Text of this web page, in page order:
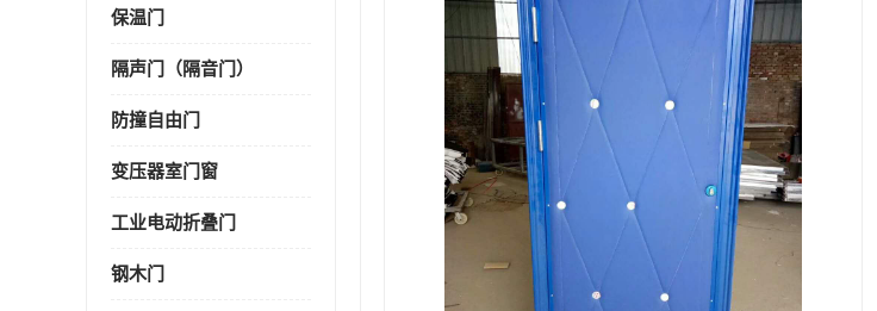
保温门
隔声门（隔音门）
防撞自由门
变压器室门窗
工业电动折叠门
钢木门